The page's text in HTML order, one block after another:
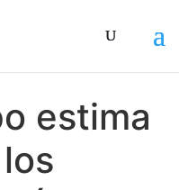
estima